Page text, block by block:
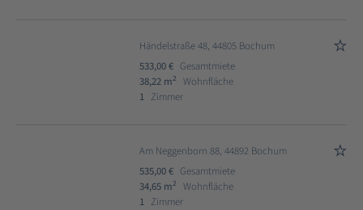
Händelstraße 48, 44805 Bochum
533,00 € Gesamtmiete
38,22 m2
Wohnfläche
1 Zimmer
Am Neggenborn 88, 44892 Bochum
535,00 € Gesamtmiete
34,65 m2
Wohnfläche
1 Zimmer